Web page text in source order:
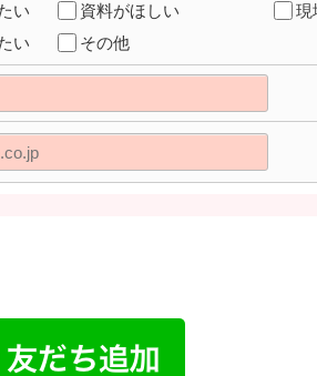
い 資料がほしい
現
い
その他